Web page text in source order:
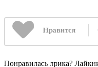
Нравится
Понравилась лрика?